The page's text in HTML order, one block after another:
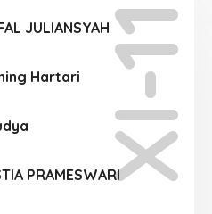
XI-11
JULIANSYAH
Hartari
PRAMESWARI